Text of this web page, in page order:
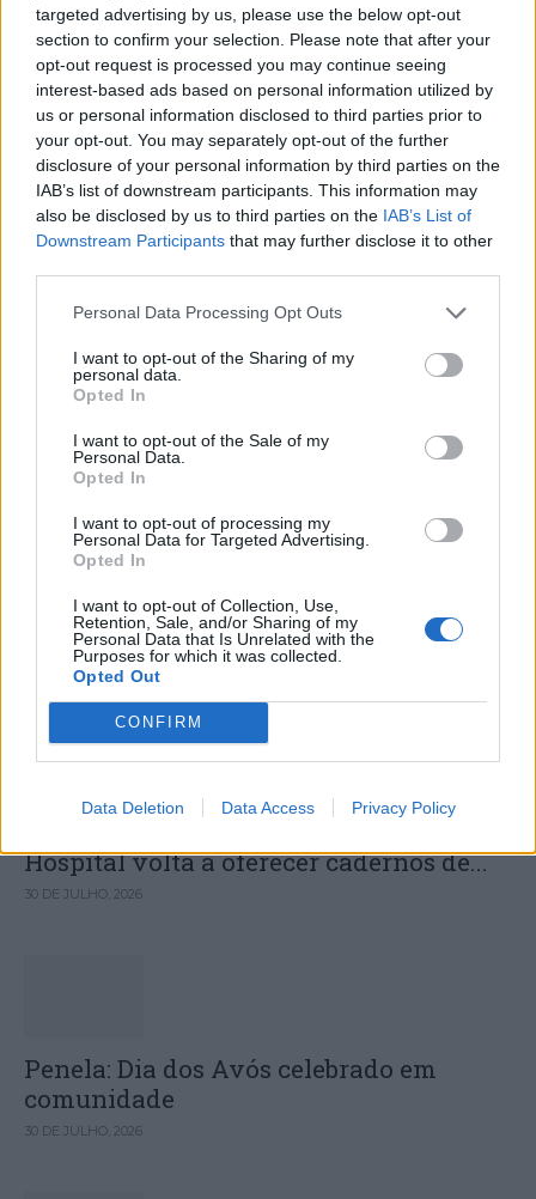
targeted advertising by us, please use the below opt-out
section to confirm your selection. Please note that after your
opt-out request is processed you may continue seeing
interest-based ads based on personal information utilized by
us or personal information disclosed to third parties prior to
your opt-out. You may separately opt-out of the further
disclosure of your personal information by third parties on the
IAB’s list of downstream participants. This information may
also be disclosed by us to third parties on the IAB’s List of
Downstream Participants that may further disclose it to other
Personal Data Processing Opt Outs
I want to opt-out of the Sharing of my
personal data.
Opted In
I want to opt-out of the Sale of my
Personal Data.
Opted In
I want to opt-out of processing my
Personal Data for Targeted Advertising.
Opted In
I want to opt-out of Collection, Use,
Retention, Sale, and/or Sharing of my
Personal Data that Is Unrelated with the
Purposes for which it was collected.
Opted Out
CONFIRM
Data Deletion Data Access Privacy Policy
Colheita de sangue regressa ao Hospital
Sousa Martins durante o mês...
30 DE JULHO, 2026
ULS da Guarda assinala o Dia Mundial
do Cancro do Pulmão...
Município de Góis entrega Kits
Comunitários às famílias no âmbito do...
30 DE JULHO, 2026
Hospital volta a oferecer cadernos de...
30 DE JULHO, 2026
Penela: Dia dos Avós celebrado em
comunidade
30 DE JULHO, 2026